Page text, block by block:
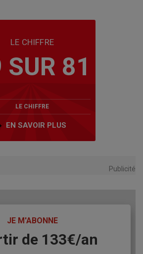
LE CHIFFRE
SUR 81
LE CHIFFRE
EN SAVOIR PLUS
Publicité
JE M'ABONNE
de 133€/an